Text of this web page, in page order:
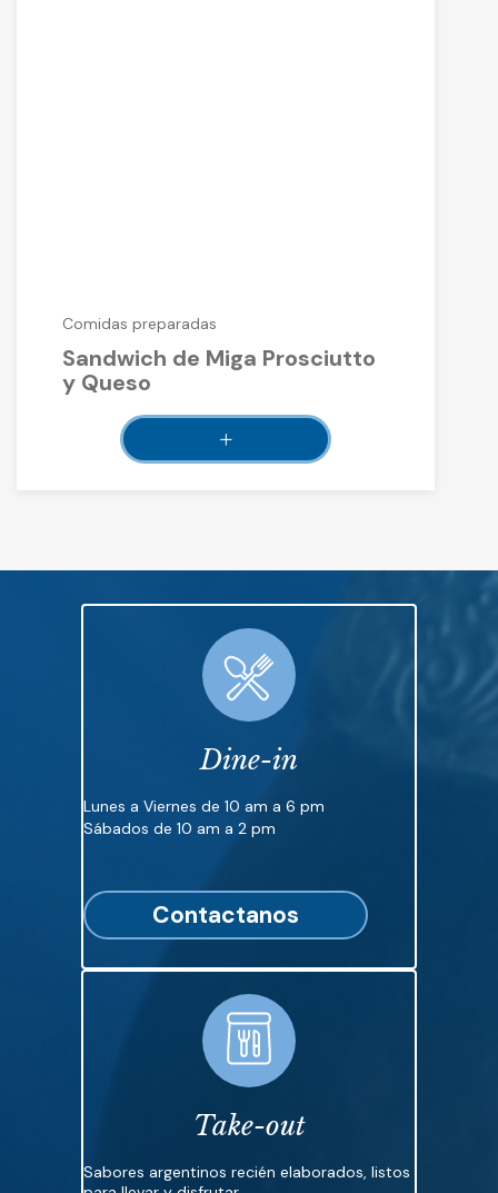
Comidas preparadas
Sandwich de Miga Prosciutto
y Queso
Dine-in
Lunes a Viernes de 10 am a 6 pm
Sábados de 10 am a 2 pm
Contactanos
Take-out
Sabores argentinos recién elaborados, listos